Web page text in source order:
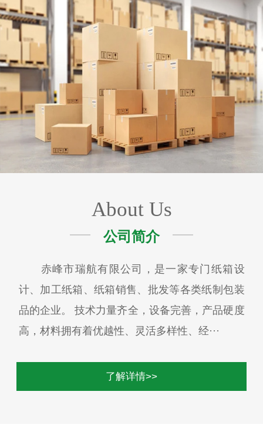
About Us
公司简介
赤峰市瑞航有限公司，是一家专门纸箱设
计、加工纸箱、纸箱销售、批发等各类纸制包装
品的企业。 技术力量齐全，设备完善，产品硬度
高，材料拥有着优越性、灵活多样性、经···
了解详情>>